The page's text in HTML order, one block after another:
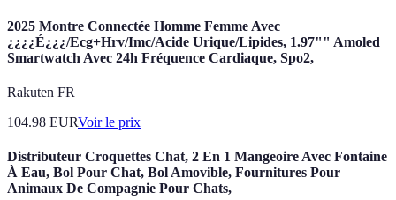
2025 Montre Connectée Homme Femme Avec
¿¿¿¿É¿¿¿/Ecg+Hrv/Imc/Acide Urique/Lipides, 1.97"" Amoled
Smartwatch Avec 24h Fréquence Cardiaque, Spo2,
Rakuten FR
104.98 EURVoir le prix
Distributeur Croquettes Chat, 2 En 1 Mangeoire Avec Fontaine
À Eau, Bol Pour Chat, Bol Amovible, Fournitures Pour
Animaux De Compagnie Pour Chats,